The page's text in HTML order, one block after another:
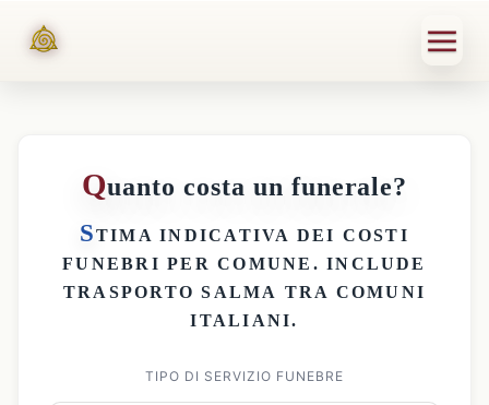
Quanto costa un funerale?
STIMA INDICATIVA DEI COSTI
FUNEBRI PER COMUNE . INCLUDE
TRASPORTO SALMA TRA COMUNI
ITALIANI.
TIPO DI SERVIZIO FUNEBRE